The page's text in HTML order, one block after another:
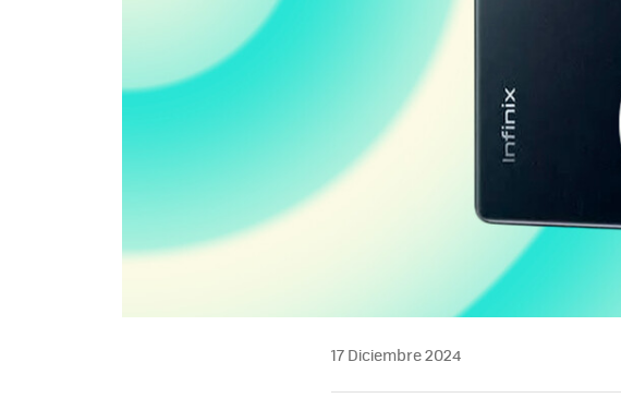
17 Diciembre 2024